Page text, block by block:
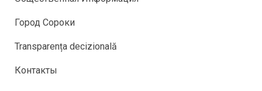
Город Сороки
Transparența decizională
Контакты